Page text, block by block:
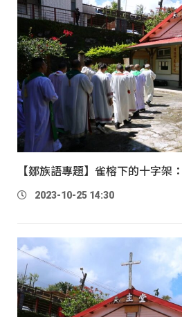
【鄒族語專題】雀榕下的十字架
2023-10-25 14:30